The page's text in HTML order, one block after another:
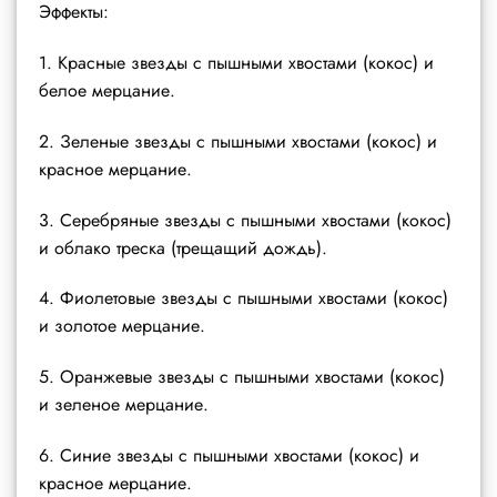
Эффекты:
1. Красные звезды с пышными хвостами (кокос) и
белое мерцание.
2. Зеленые звезды с пышными хвостами (кокос) и
красное мерцание.
3. Серебряные звезды с пышными хвостами (кокос)
и облако треска (трещащий дождь).
4. Фиолетовые звезды с пышными хвостами (кокос)
и золотое мерцание.
5. Оранжевые звезды с пышными хвостами (кокос)
и зеленое мерцание.
6. Синие звезды с пышными хвостами (кокос) и
красное мерцание.